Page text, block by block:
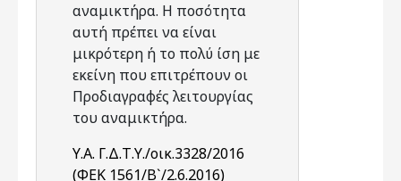
αναμικτήρα. Η ποσότητα
αυτή πρέπει να είναι
μικρότερη ή το πολύ ίση με
εκείνη που επιτρέπουν οι
Προδιαγραφές λειτουργίας
του αναμικτήρα.
Υ.Α. Γ.Δ.Τ.Υ./οικ.3328/2016
(ΦΕΚ 1561/Β`/2.6.2016)